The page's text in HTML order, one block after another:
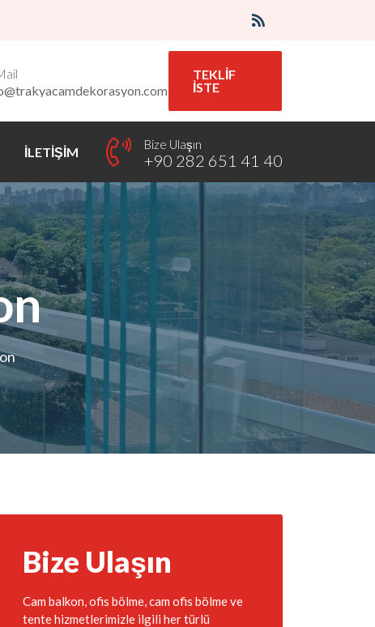
TEKLİF
İSTE
İLETİŞİM
Bize Ulaşın
+90 282 651 41 40
Bize Ulaşın
Cam balkon, ofis bölme, cam ofis bölme ve
tente hizmetlerimizle ilgili her türlü